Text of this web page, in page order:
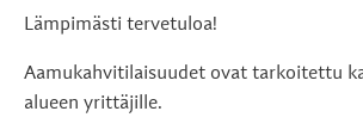
Lämpimästi tervetuloa!
Aamukahvitilaisuudet ovat tarkoitettu
alueen yrittäjille.